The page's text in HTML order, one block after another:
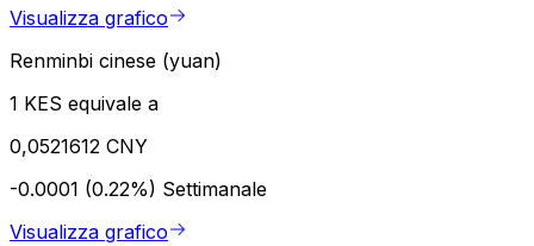
Visualizza grafico
Renminbi cinese (yuan)
1 KES equivale a
0,0521612 CNY
-0.0001 (0.22%) Settimanale
Visualizza grafico